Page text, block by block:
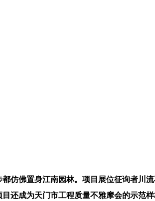
佛置身江南园林。项目展位征询者川流
还成为天门市工程质量不雅摩会的示范样